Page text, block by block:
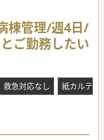
給など、手厚い
築くことが可能
体制が整ってお
門職が多数在籍
行われておりま
ランスを保てま
棟管理/週4日/
ご勤務したい
救急対応なし 紙カルテ